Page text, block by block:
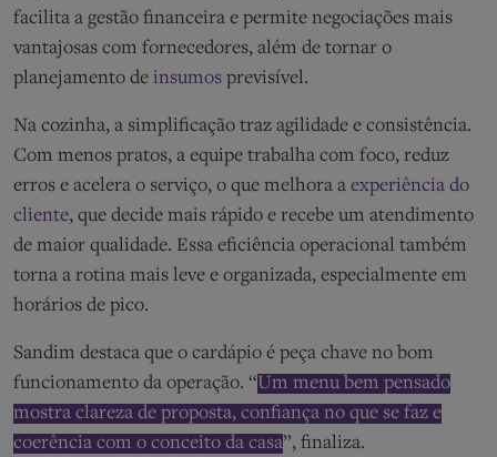
facilita a gestão financeira e permite negociações mais
vantajosas com fornecedores, além de tornar o
planejamento de insumos previsível.
Na cozinha, a simplificação traz agilidade e consistência.
Com menos pratos, a equipe trabalha com foco, reduz
erros e acelera o serviço, o que melhora a experiência do
cliente, que decide mais rápido e recebe um atendimento
de maior qualidade. Essa eficiência operacional também
torna a rotina mais leve e organizada, especialmente em
horários de pico.
Sandim destaca que o cardápio é peça chave no bom
funcionamento da operação. “Um menu bem pensado
mostra clareza de proposta, confiança no que se faz e
coerência com o conceito da casa”, finaliza.